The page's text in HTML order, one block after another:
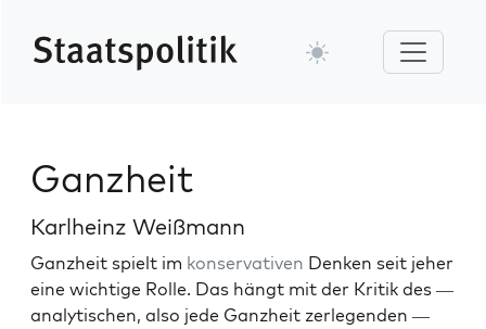
Ganzheit
Karlheinz Weißmann
Ganzheit spielt im kon­ser­v­a­tiv­en Denken seit jeher
eine wichtige Rolle. Das hängt mit der Kri­tik des —
ana­lytis­chen, also jede Ganzheit zer­legen­den —